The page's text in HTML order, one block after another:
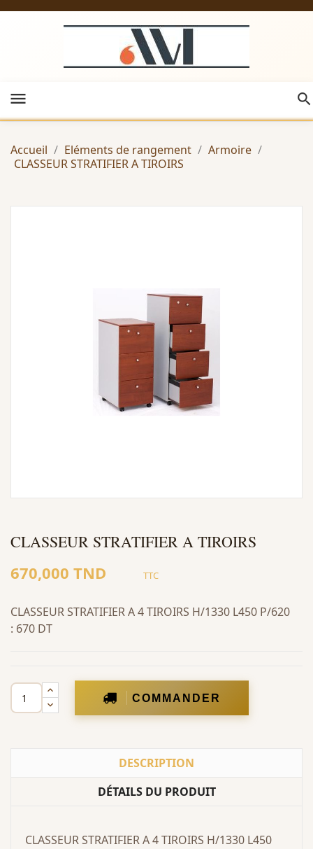
menu
Accueil Eléments de rangement
Armoire
CLASSEUR STRATIFIER A TIROIRS
CLASSEUR STRATIFIER A TIROIRS
670,000 TND TTC
CLASSEUR STRATIFIER A 4 TIROIRS H/1330 L450 P/620
: 670 DT
COMMANDER
DESCRIPTION
DÉTAILS DU PRODUIT
CLASSEUR STRATIFIER A 4 TIROIRS H/1330 L450